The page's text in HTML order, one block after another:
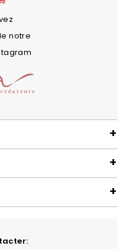
notre